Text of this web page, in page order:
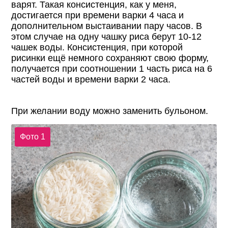
варят. Такая консистенция, как у меня,
достигается при времени варки 4 часа и
дополнительном выстаивании пару часов. В
этом случае на одну чашку риса берут 10-12
чашек воды. Консистенция, при которой
рисинки ещё немного сохраняют свою форму,
получается при соотношении 1 часть риса на 6
частей воды и времени варки 2 часа.
При желании воду можно заменить бульоном.
Фото 1